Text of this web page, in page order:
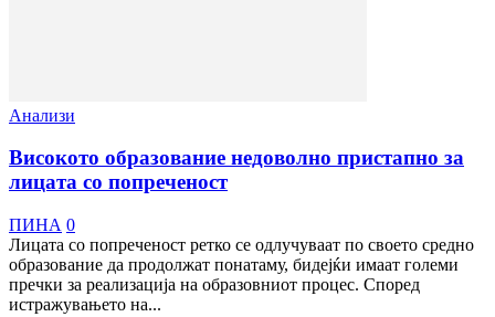
Анализи
Високото образование недоволно пристапно за
лицата со попреченост
ПИНА 0
Лицата со попреченост ретко се одлучуваат по своето средно
образование да продолжат понатаму, бидејќи имаат големи
пречки за реализација на образовниот процес. Според
истражувањето на...